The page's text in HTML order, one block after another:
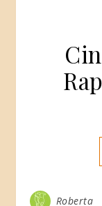
Roberta